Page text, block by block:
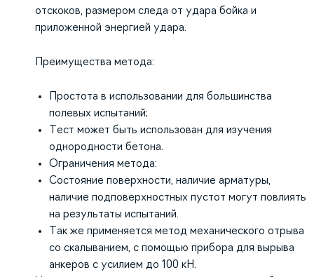
отскоков, размером следа от удара бойка и
приложенной энергией удара.
Преимущества метода:
Простота в использовании для большинства
полевых испытаний;
Тест может быть использован для изучения
однородности бетона.
Ограничения метода:
Состояние поверхности, наличие арматуры,
наличие подповерхностных пустот могут повлиять
на результаты испытаний.
Так же применяется метод механического отрыва
со скалыванием, с помощью прибора для вырыва
анкеров с усилием до 100 кН.